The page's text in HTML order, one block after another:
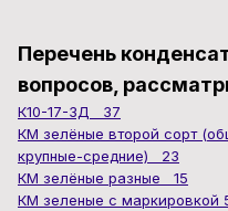
Перечень
вопросов,
К10-17-3Д 37
КМ зелёные второй сорт
крупные-средние) 23
КМ зелёные разные 15
КМ зеленые с маркировкой